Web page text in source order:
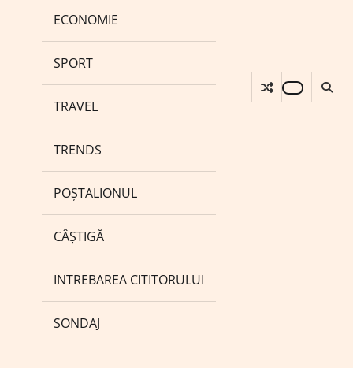
ECONOMIE
SPORT
TRAVEL
TRENDS
POȘTALIONUL
CÂȘTIGĂ
INTREBAREA CITITORULUI
SONDAJ